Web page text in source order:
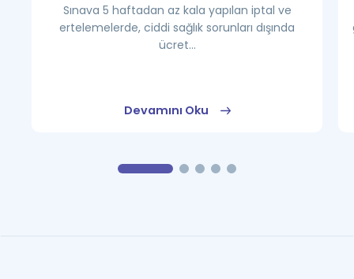
Sınava 5 haftadan az kala yapılan iptal ve
ertelemelerde, ciddi sağlık sorunları dışında
ücret...
Devamını Oku